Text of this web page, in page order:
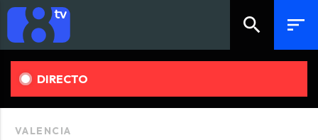
search sort
DIRECTO
VALENCIA